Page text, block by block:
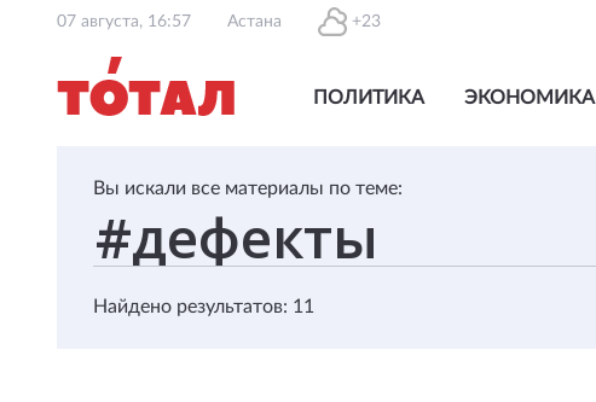
07 августа, 16:57 Астана +23
ПОЛИТИКА ЭКОНОМИКА
Вы искали все материалы по теме:
Найдено результатов: 11